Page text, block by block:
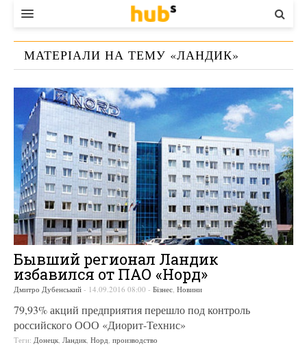
ВЛАДА
ЕКОНОМІКА
БІЗНЕС
СТАРТЕР
КОНТАКТИ
МАТЕРІАЛИ НА ТЕМУ «ЛАНДИК»
Бывший регионал Ландик
избавился от ПАО «Норд»
Дмитро Дубенський - 14.09.2016 08:00 - Бізнес Новини
79,93% акций предприятия перешло под контроль
российского ООО «Диорит-Технис»
Теги: Донецк Ландик Норд производство